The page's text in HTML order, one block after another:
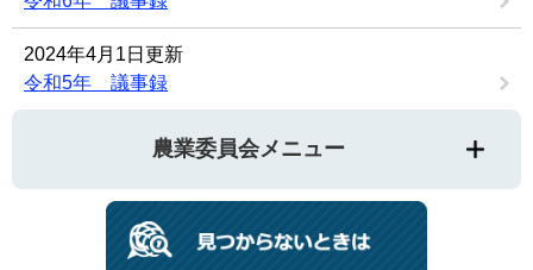
2024年4月1日更新
令和5年 議事録
農業委員会メニュー